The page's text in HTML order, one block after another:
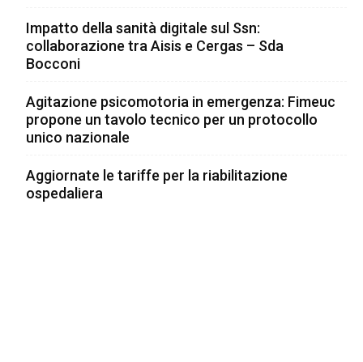
Impatto della sanità digitale sul Ssn:
collaborazione tra Aisis e Cergas – Sda
Bocconi
Agitazione psicomotoria in emergenza: Fimeuc
propone un tavolo tecnico per un protocollo
unico nazionale
Aggiornate le tariffe per la riabilitazione
ospedaliera